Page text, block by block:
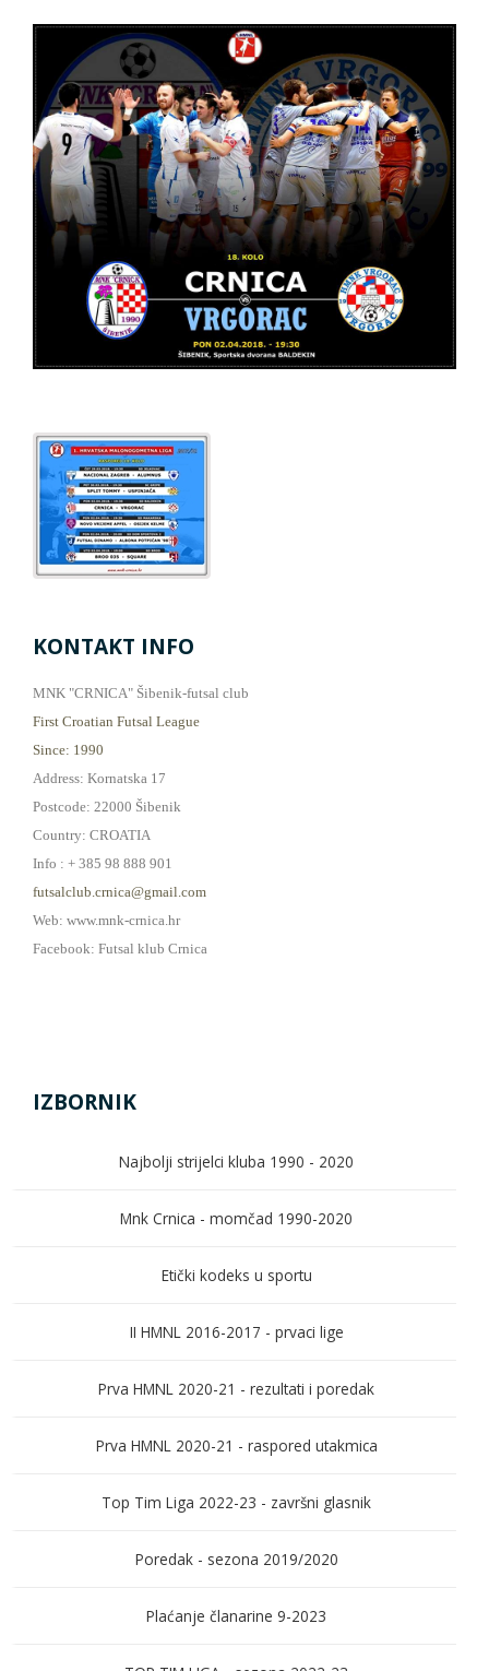
KONTAKT INFO
MNK "CRNICA" Šibenik-futsal club
First Croatian Futsal League
Since: 1990
Address: Kornatska 17
Postcode: 22000 Šibenik
Country: CROATIA
Info : + 385 98 888 901
futsalclub.crnica@gmail.com
Web: www.mnk-crnica.hr
Facebook: Futsal klub Crnica
IZBORNIK
Najbolji strijelci kluba 1990 - 2020
Mnk Crnica - momčad 1990-2020
Etički kodeks u sportu
II HMNL 2016-2017 - prvaci lige
Prva HMNL 2020-21 - rezultati i poredak
Prva HMNL 2020-21 - raspored utakmica
Top Tim Liga 2022-23 - završni glasnik
Poredak - sezona 2019/2020
Plaćanje članarine 9-2023